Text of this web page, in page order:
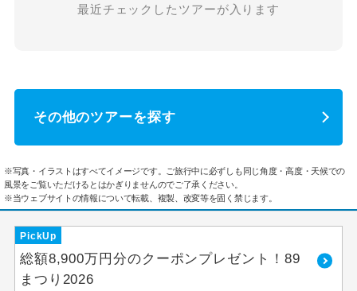
最近チェックしたツアーが入ります
その他のツアーを探す
※写真・イラストはすべてイメージです。ご旅行中に必ずしも同じ角度・高度・天候での
風景をご覧いただけるとはかぎりませんのでご了承ください。
※当ウェブサイトの情報について転載、複製、改変等を固く禁じます。
PickUp
総額8,900万円分のクーポンプレゼント！89
まつり2026